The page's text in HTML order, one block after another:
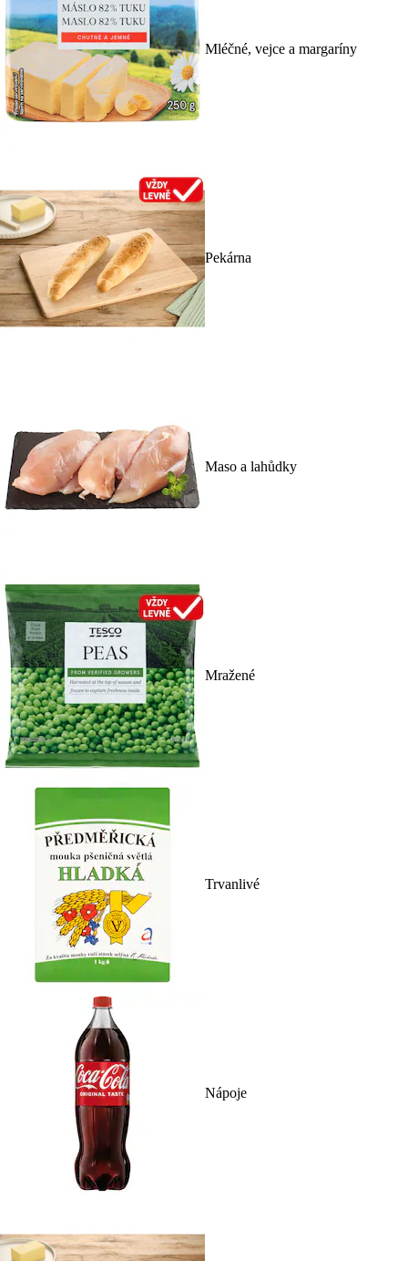
Mléčné, vejce a margaríny
Pekárna
Maso a lahůdky
Mražené
Trvanlivé
Nápoje